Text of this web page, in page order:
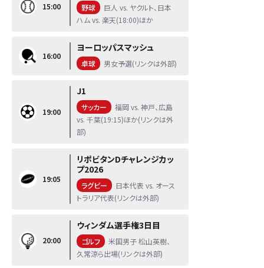
15:00 野球
巨人 vs. ヤクルト、日本
ハム vs. 楽天(18:00)ほか
16:00
ヨーロッパスマッシュ
卓球 男女予選(リンクは外部)
19:00
J1
サッカー
福岡 vs. 神戸、広島
vs. 千葉(19:15)ほか(リンクは外
部)
19:05
リポビタンDチャレンジカッ
プ2026
ラグビー
日本代表 vs. オース
トラリア代表(リンクは外部)
20:00
ウィンダム選手権3日目
ゴルフ
米国男子 松山英樹、
久常涼ら出場(リンクは外部)